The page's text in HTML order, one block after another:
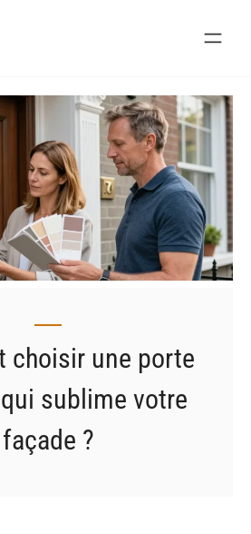
choisir une porte
qui sublime votre
façade ?